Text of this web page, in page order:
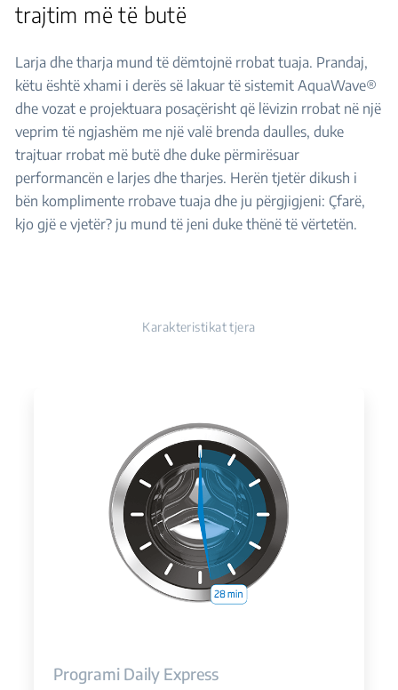
trajtim më të butë
Larja dhe tharja mund të dëmtojnë rrobat tuaja. Prandaj,
këtu është xhami i derës së lakuar të sistemit AquaWave®
dhe vozat e projektuara posaçërisht që lëvizin rrobat në një
veprim të ngjashëm me një valë brenda daulles, duke
trajtuar rrobat më butë dhe duke përmirësuar
performancën e larjes dhe tharjes. Herën tjetër dikush i
bën komplimente rrobave tuaja dhe ju përgjigjeni: Çfarë,
kjo gjë e vjetër? ju mund të jeni duke thënë të vërtetën.
Karakteristikat tjera
Programi Daily Express